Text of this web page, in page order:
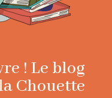
! Le blog
Chouette